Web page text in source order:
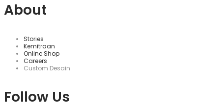
About
Stories
Kemitraan
Online Shop
Careers
Custom Desain
Follow Us